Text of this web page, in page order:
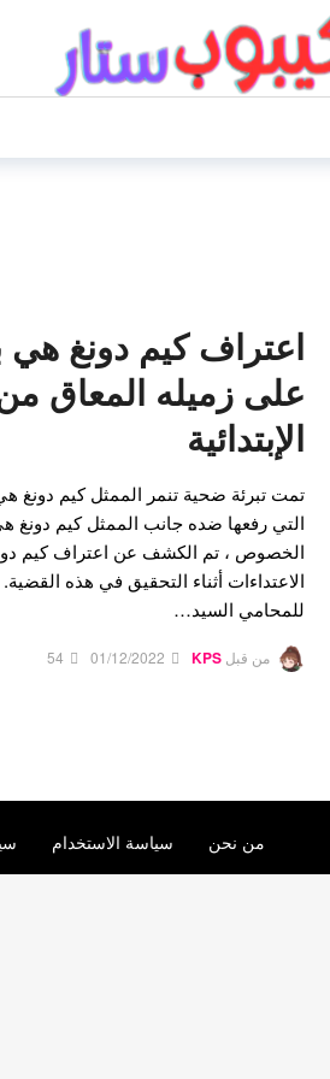
اعتراف كيم دونغ هي
على زميله المعاق
الإبتدائية
تمت تبرئة ضحية تنمر الممثل كيم دونغ
التي رفعها ضده جانب الممثل كيم دونغ
الخصوص ، تم الكشف عن اعتراف كيم
للمحامي السيد…
من قبل KPS
01/12/2022
54
من نحن سياسة الاستخدام